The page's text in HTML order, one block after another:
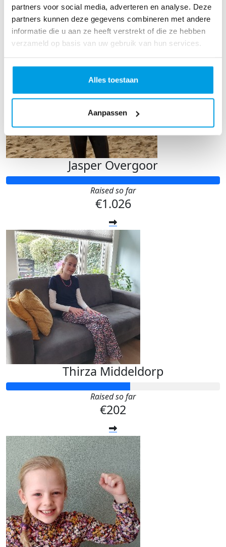
partners voor social media, adverteren en analyse. Deze
partners kunnen deze gegevens combineren met andere
informatie die u aan ze heeft verstrekt of die ze hebben
verzameld op basis van uw gebruik van hun services.
Alles toestaan
Aanpassen
Jasper Overgoor
Raised so far
€1.026
Thirza Middeldorp
Raised so far
€202